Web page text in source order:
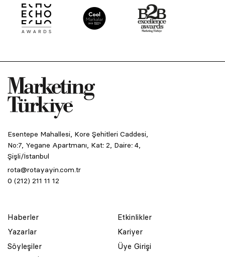
Esentepe Mahallesi, Kore Şehitleri Caddesi,
No:7, Yegane Apartmanı, Kat: 2, Daire: 4,
Şişli/İstanbul
rota@rotayayin.com.tr
0 (212) 211 11 12
Haberler
Yazarlar
Söyleşiler
Etkinlikler
Kariyer
Üye Girişi